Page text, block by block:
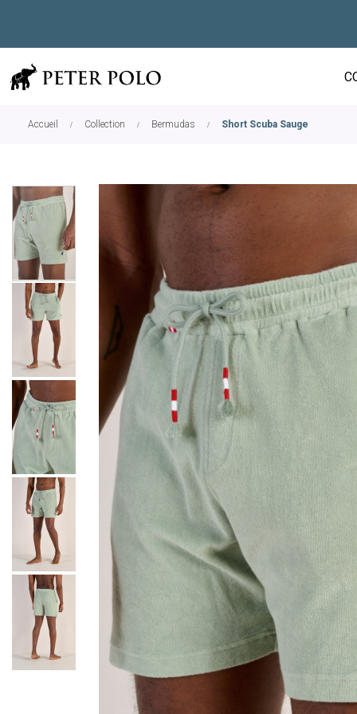
Accueil Collection Bermudas Short Scuba Sauge
Skip
to
the
end
of
the
images
gallery